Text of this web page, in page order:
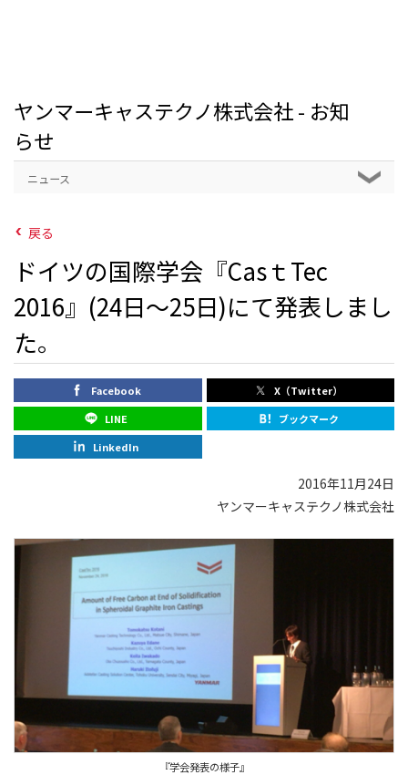
ヤンマーキャステクノ株式会社 - お知
らせ
ニュース
戻る
ドイツの国際学会『CasｔTec
2016』(24日～25日)にて発表しまし
た。
Facebook
X（Twitter）
LINE
ブックマーク
LinkedIn
2016年11月24日
ヤンマーキャステクノ株式会社
『学会発表の様子』